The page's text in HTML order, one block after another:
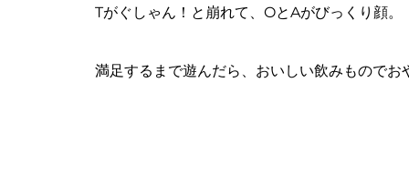
Tがぐしゃん！と崩れて、OとAがびっくり顔。
満足するまで遊んだら、おいしい飲みものでお